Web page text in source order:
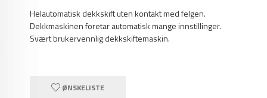
Helautomatisk dekkskift uten kontakt med felgen.
Dekkmaskinen foretar automatisk mange innstillinger.
Svært brukervennlig dekkskiftemaskin.
ØNSKELISTE